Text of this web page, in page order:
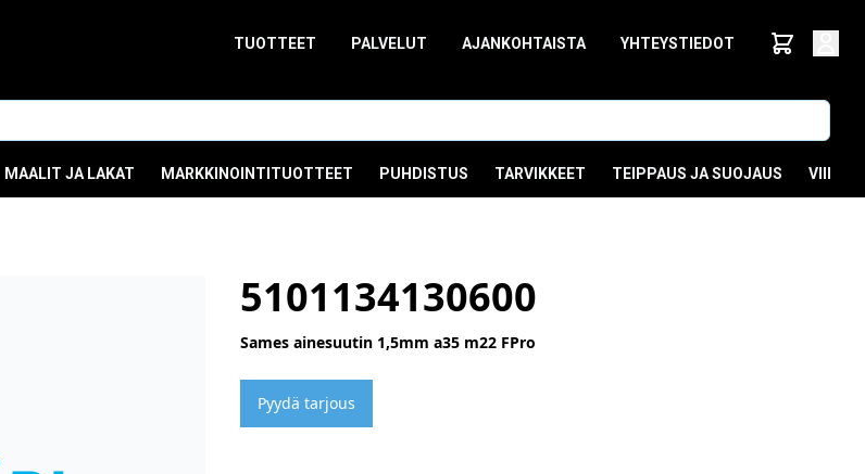
TUOTTEET PALVELUT AJANKOHTAISTA YHTEYSTIEDOT
MAALIT JA LAKAT MARKKINOINTITUOTTEET PUHDISTUS TARVIKKEET TEIPPAUS JA SUOJAUS
5101134130600
Sames ainesuutin 1,5mm a35 m22 FPro
Pyydä tarjous